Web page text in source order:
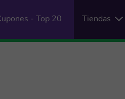
- Top 20 Tiendas